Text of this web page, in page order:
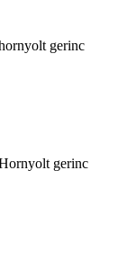
gerinc
gerinc